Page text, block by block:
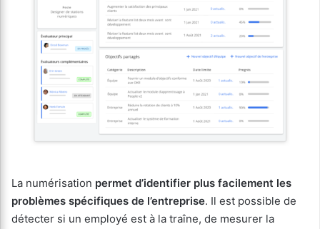
La numérisation permet d’identifier plus facilement les
problèmes spécifiques de l’entreprise. Il est possible de
détecter si un employé est à la traîne, de mesurer la